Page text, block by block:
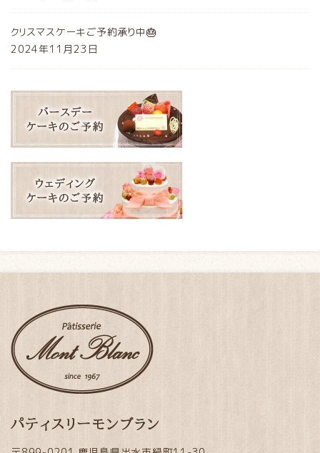
クリスマスケーキご予約承り中🎂
2024年11月23日
パティスリーモンブラン